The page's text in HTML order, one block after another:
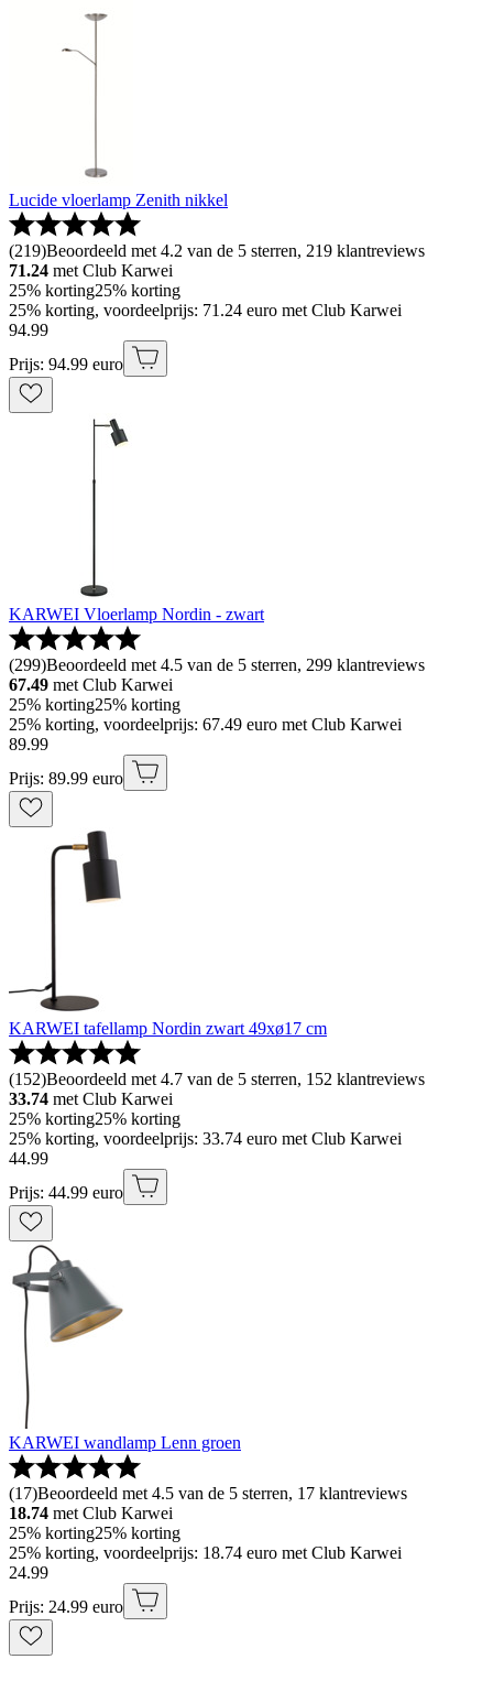
Lucide vloerlamp Zenith nikkel
(219)Beoordeeld met 4.2 van de 5 sterren, 219 klantreviews
71.24 met Club Karwei
25% korting25% korting
25% korting, voordeelprijs: 71.24 euro met Club Karwei
94.99
Prijs: 94.99 euro
KARWEI Vloerlamp Nordin - zwart
(299)Beoordeeld met 4.5 van de 5 sterren, 299 klantreviews
67.49 met Club Karwei
25% korting25% korting
25% korting, voordeelprijs: 67.49 euro met Club Karwei
89.99
Prijs: 89.99 euro
KARWEI tafellamp Nordin zwart 49xø17 cm
(152)Beoordeeld met 4.7 van de 5 sterren, 152 klantreviews
33.74 met Club Karwei
25% korting25% korting
25% korting, voordeelprijs: 33.74 euro met Club Karwei
44.99
Prijs: 44.99 euro
KARWEI wandlamp Lenn groen
(17)Beoordeeld met 4.5 van de 5 sterren, 17 klantreviews
18.74 met Club Karwei
25% korting25% korting
25% korting, voordeelprijs: 18.74 euro met Club Karwei
24.99
Prijs: 24.99 euro